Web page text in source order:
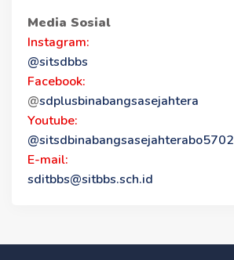
Media Sosial
Instagram:
@sitsdbbs
Facebook:
@sdplusbinabangsasejahtera
Youtube:
@sitsdbinabangsasejahterabo5702
E-mail:
sditbbs@sitbbs.sch.id